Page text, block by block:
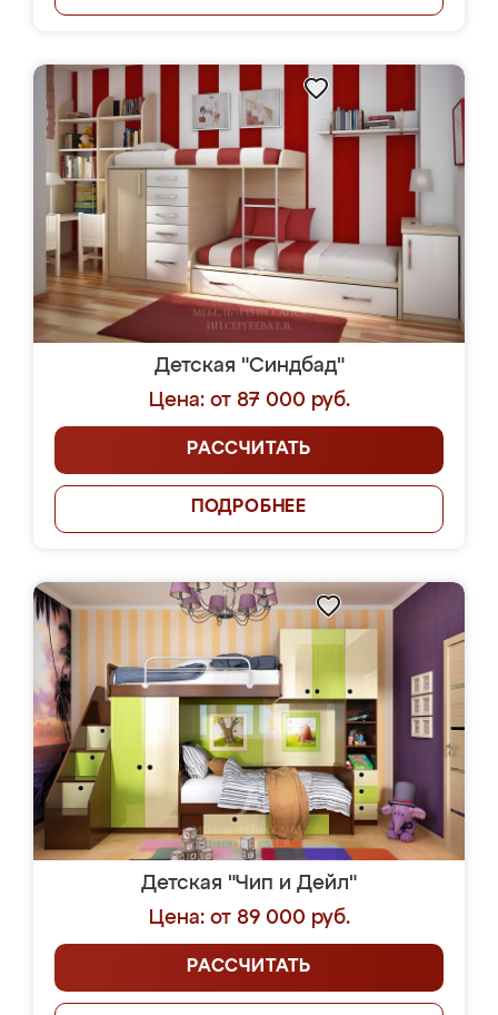
Детская "Синдбад"
Цена: от 87 000 руб.
РАССЧИТАТЬ
ПОДРОБНЕЕ
Детская "Чип и Дейл"
Цена: от 89 000 руб.
РАССЧИТАТЬ